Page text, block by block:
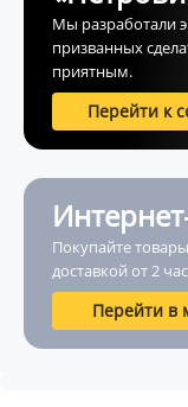
Мы разработали
призванных
приятным.
Перейти к
Покупайте
доставкой от 2
Перейти в